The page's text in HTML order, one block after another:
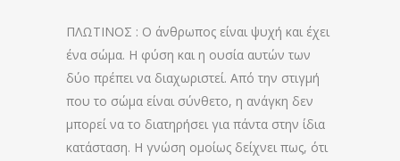
ΠΛΩΤΙΝΟΣ : Ο άνθρωπος είναι ψυχή και έχει
ένα σώμα. Η φύση και η ουσία αυτών των
δύο πρέπει να διαχωριστεί. Από την στιγμή
που το σώμα είναι σύνθετο, η ανάγκη δεν
μπορεί να το διατηρήσει για πάντα στην ίδια
κατάσταση. Η γνώση ομοίως δείχνει πως, ότι